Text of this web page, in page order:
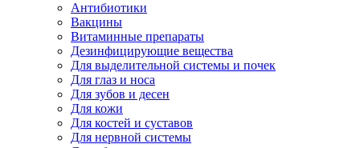
Антибиотики
Вакцины
Витаминные препараты
Дезинфицирующие вещества
Для выделительной системы и почек
Для глаз и носа
Для зубов и десен
Для кожи
Для костей и суставов
Для нервной системы